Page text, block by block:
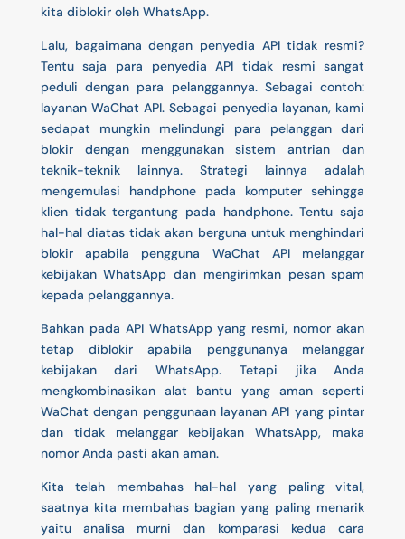
kita diblokir oleh WhatsApp.
Lalu, bagaimana dengan penyedia API tidak resmi?
Tentu saja para penyedia API tidak resmi sangat
peduli dengan para pelanggannya. Sebagai contoh:
layanan WaChat API. Sebagai penyedia layanan, kami
sedapat mungkin melindungi para pelanggan dari
blokir dengan menggunakan sistem antrian dan
teknik-teknik lainnya. Strategi lainnya adalah
mengemulasi handphone pada komputer sehingga
klien tidak tergantung pada handphone. Tentu saja
hal-hal diatas tidak akan berguna untuk menghindari
blokir apabila pengguna WaChat API melanggar
kebijakan WhatsApp dan mengirimkan pesan spam
kepada pelanggannya.
Bahkan pada API WhatsApp yang resmi, nomor akan
tetap diblokir apabila penggunanya melanggar
kebijakan dari WhatsApp. Tetapi jika Anda
mengkombinasikan alat bantu yang aman seperti
WaChat dengan penggunaan layanan API yang pintar
dan tidak melanggar kebijakan WhatsApp, maka
nomor Anda pasti akan aman.
Kita telah membahas hal-hal yang paling vital,
saatnya kita membahas bagian yang paling menarik
yaitu analisa murni dan komparasi kedua cara